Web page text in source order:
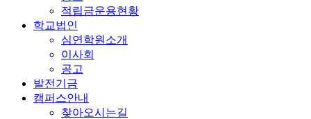
적립금운용현황
학교법인
심연학원소개
이사회
공고
발전기금
캠퍼스안내
찾아오시는길